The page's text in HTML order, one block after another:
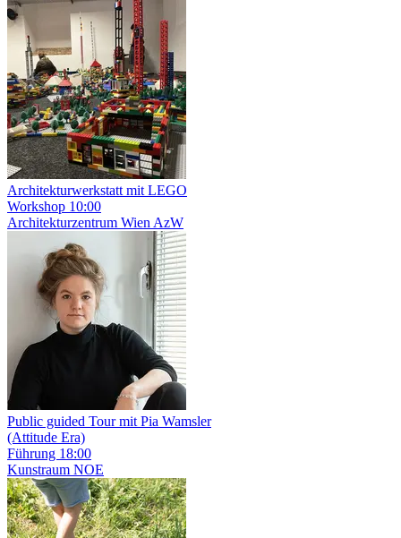
Architektur­werkstatt mit LEGO
Workshop 10:00
Architekturzentrum Wien AzW
Public guided Tour mit Pia Wamsler
(Attitude Era)
Führung 18:00
Kunstraum NOE